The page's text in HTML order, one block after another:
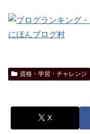
にほんブログ村
資格・学習・チャレンジ
X